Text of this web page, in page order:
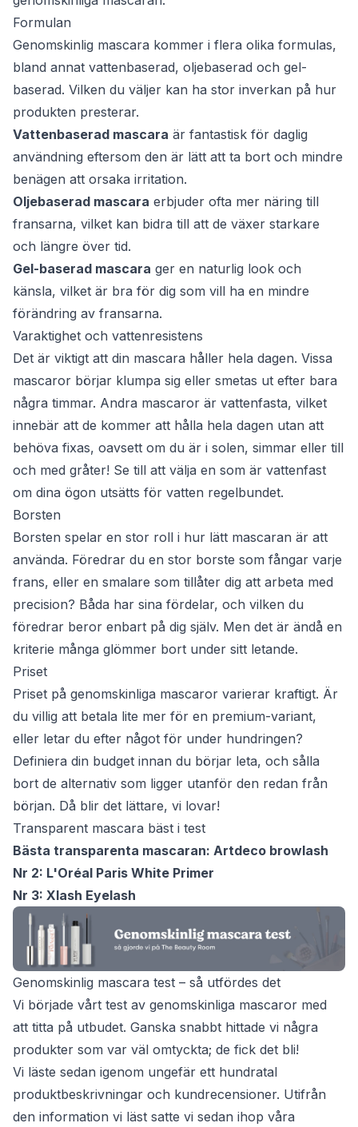
Formulan
Genomskinlig mascara kommer i flera olika formulas,
bland annat vattenbaserad, oljebaserad och gel-
baserad. Vilken du väljer kan ha stor inverkan på hur
produkten presterar.
Vattenbaserad mascara är fantastisk för daglig
användning eftersom den är lätt att ta bort och mindre
benägen att orsaka irritation.
Oljebaserad mascara erbjuder ofta mer näring till
fransarna, vilket kan bidra till att de växer starkare
och längre över tid.
Gel-baserad mascara ger en naturlig look och
känsla, vilket är bra för dig som vill ha en mindre
förändring av fransarna.
Varaktighet och vattenresistens
Det är viktigt att din mascara håller hela dagen. Vissa
mascaror börjar klumpa sig eller smetas ut efter bara
några timmar. Andra mascaror är vattenfasta, vilket
innebär att de kommer att hålla hela dagen utan att
behöva fixas, oavsett om du är i solen, simmar eller till
och med gråter! Se till att välja en som är vattenfast
om dina ögon utsätts för vatten regelbundet.
Borsten
Borsten spelar en stor roll i hur lätt mascaran är att
använda. Föredrar du en stor borste som fångar varje
frans, eller en smalare som tillåter dig att arbeta med
precision? Båda har sina fördelar, och vilken du
föredrar beror enbart på dig själv. Men det är ändå en
kriterie många glömmer bort under sitt letande.
Priset
Priset på genomskinliga mascaror varierar kraftigt. Är
du villig att betala lite mer för en premium-variant,
eller letar du efter något för under hundringen?
Definiera din budget innan du börjar leta, och sålla
bort de alternativ som ligger utanför den redan från
början. Då blir det lättare, vi lovar!
Transparent mascara bäst i test
Bästa transparenta mascaran: Artdeco browlash
Nr 2: L'Oréal Paris White Primer
Nr 3: Xlash Eyelash
Genomskinlig mascara test – så utfördes det
Vi började vårt test av genomskinliga mascaror med
att titta på utbudet. Ganska snabbt hittade vi några
produkter som var väl omtyckta; de fick det bli!
Vi läste sedan igenom ungefär ett hundratal
produktbeskrivningar och kundrecensioner. Utifrån
den information vi läst satte vi sedan ihop våra